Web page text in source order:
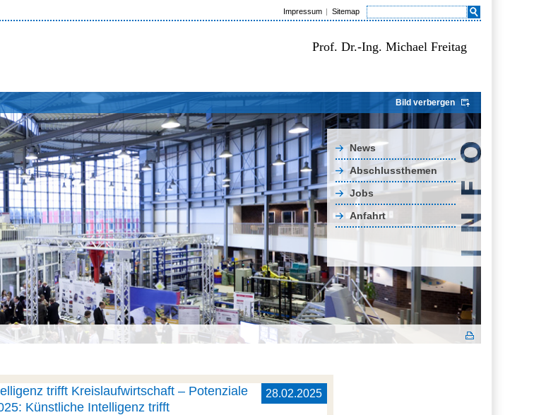
Impressum Sitemap
Prof. Dr.-Ing. Michael Freitag
Bild verbergen
News
Abschlussthemen
Jobs
Anfahrt
28.02.2025
trifft Kreislaufwirtschaft – Potenziale
Künstliche Intelligenz trifft